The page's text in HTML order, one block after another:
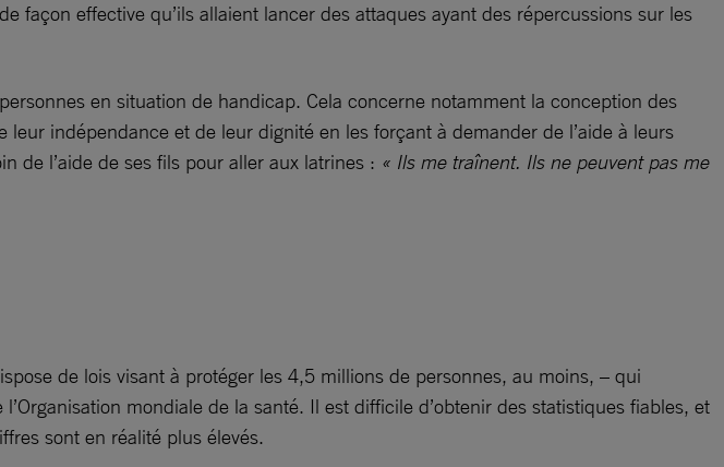
façon effective qu’ils allaient lancer des attaques ayant des répercussions sur les
en situation de handicap. Cela concerne notamment la conception des
indépendance et de leur dignité en les forçant à demander de l’aide à leurs
de l’aide de ses fils pour aller aux latrines : « Ils me traînent. Ils ne peuvent pas me
de lois visant à protéger les 4,5 millions de personnes, au moins, – qui
mondiale de la santé. Il est difficile d’obtenir des statistiques fiables, et
sont en réalité plus élevés.